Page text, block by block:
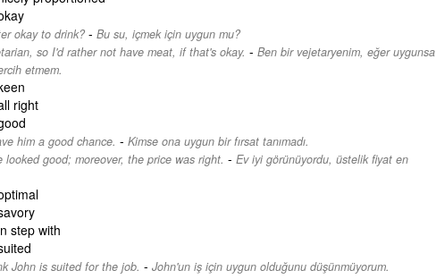
okay to drink?- Bu su, içmek için uygun mu?
so I'd rather not have meat, if that's okay. - Ben bir vejetaryenim, eğer uygunsa
etmem.
right
him a good chance. - Kimse ona uygun bir fırsat tanımadı.
looked good; moreover, the price was right. - Ev iyi görünüyordu, üstelik fiyat en
step with
John is suited for the job. - John'un iş için uygun olduğunu düşünmüyorum.